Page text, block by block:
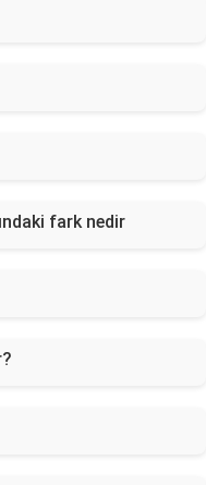
fark nedir